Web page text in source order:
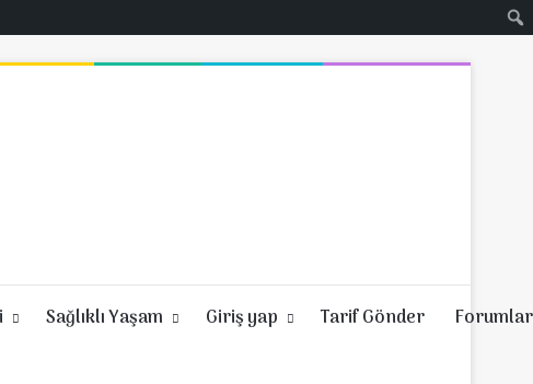
Sağlıklı Yaşam Giriş yap Tarif Gönder Forumlar